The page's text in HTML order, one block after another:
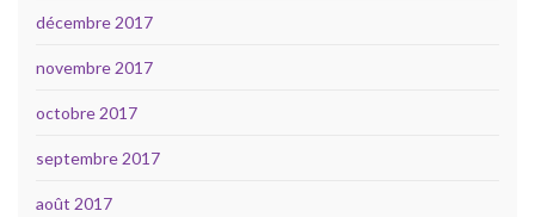
décembre 2017
novembre 2017
octobre 2017
septembre 2017
août 2017